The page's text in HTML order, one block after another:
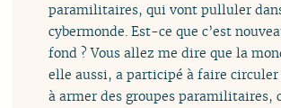
paramilitaires, qui vont pulluler
cybermonde. Est-ce que c’est
fond ? Vous allez me dire que la
elle aussi, a participé à faire circuler
à armer des groupes paramilitaires,